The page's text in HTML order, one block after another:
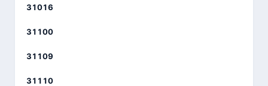
31016
31100
31109
31110